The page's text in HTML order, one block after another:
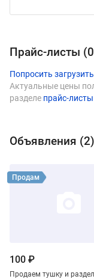
Прайс-листы (0
Попросить
Актуальные цены
разделе прайс-листы
Объявления (2)
Виды
100 ₽
Продаем тушку и
Смотреть объявление
Продам